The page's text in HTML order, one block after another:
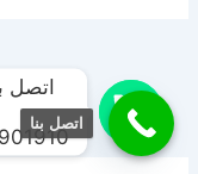
اتصل بنا
اتصل